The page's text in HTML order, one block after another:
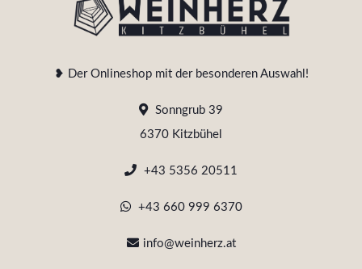
❥ Der Onlineshop mit der besonderen Auswahl!
Sonngrub 39
6370 Kitzbühel
+43 5356 20511
+43 660 999 6370
info@weinherz.at